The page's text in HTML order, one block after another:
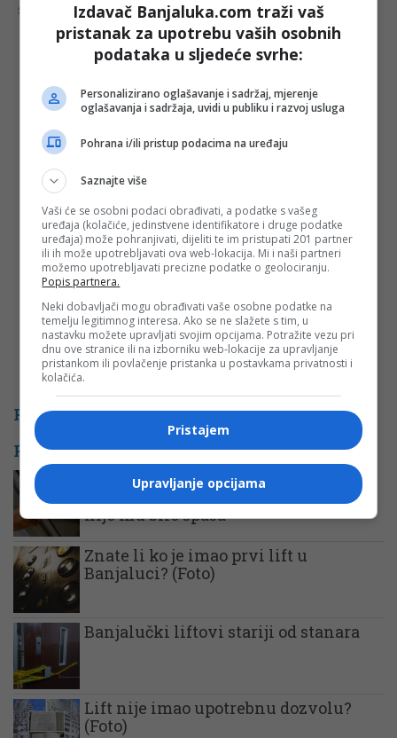
Šta mislite o ovoj temi?
Vaša e-mail adresa neće biti objavljena. Sva polja su
obavezna!
Ime*
Email
Komentar
PROMO
POVEZANE VIJESTI
POGINUO RADNIK Otkačio se teretni
lift, te priklještio nesrećnog čovjeka,
nije mu bilo spasa
Znate li ko je imao prvi lift u
Banjaluci? (Foto)
Banjalučki liftovi stariji od stanara
Lift nije imao upotrebnu dozvolu?
(Foto)
Izdavač Banjaluka.com traži vaš
pristanak za upotrebu vaših osobnih
podataka u sljedeće svrhe:
Personalizirano oglašavanje i sadržaj, mjerenje
oglašavanja i sadržaja, uvidi u publiku i razvoj usluga
Pohrana i/ili pristup podacima na uređaju
Saznajte više
Vaši će se osobni podaci obrađivati, a podatke s vašeg
uređaja (kolačiće, jedinstvene identifikatore i druge podatke
uređaja) može pohranjivati, dijeliti te im pristupati 201 partner
ili ih može upotrebljavati ova web-lokacija. Mi i naši partneri
možemo upotrebljavati precizne podatke o geolociranju.
Popis partnera.
Neki dobavljači mogu obrađivati vaše osobne podatke na
temelju legitimnog interesa. Ako se ne slažete s tim, u
nastavku možete upravljati svojim opcijama. Potražite vezu pri
dnu ove stranice ili na izborniku web-lokacije za upravljanje
pristankom ili povlačenje pristanka u postavkama privatnosti i
kolačića.
Pristajem
Upravljanje opcijama